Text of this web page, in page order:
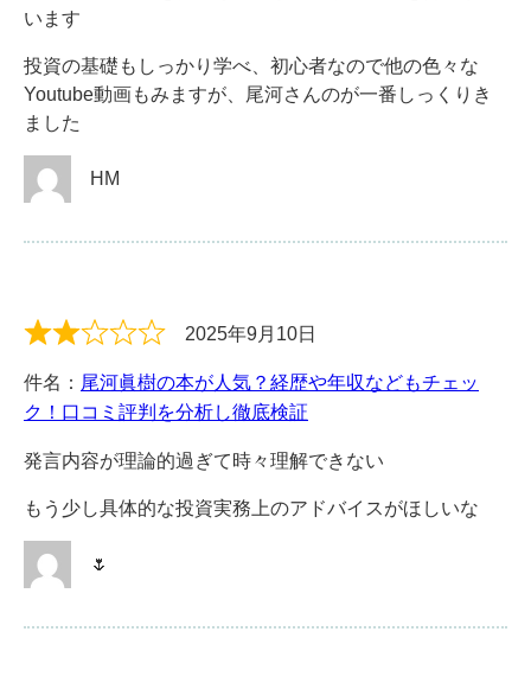
います
投資の基礎もしっかり学べ、初心者なので他の色々な
Youtube動画もみますが、尾河さんのが一番しっくりき
ました
HM
2025年9月10日
件名： 尾河眞樹の本が人気？経歴や年収などもチェッ
ク！口コミ評判を分析し徹底検証
発言内容が理論的過ぎて時々理解できない
もう少し具体的な投資実務上のアドバイスがほしいな
🌷